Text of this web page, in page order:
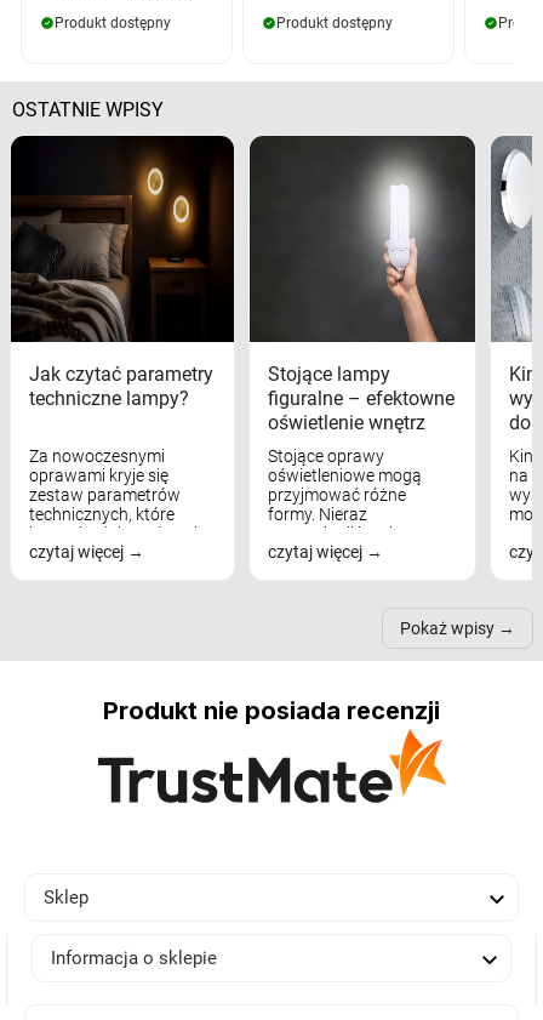
Produkt dostępny Produkt dostępny
OSTATNIE WPISY
Jak czytać parametry
techniczne lampy?
Za nowoczesnymi
oprawami kryje się
zestaw parametrów
technicznych, które
bezpośrednio wpływają
na komfort widzenia,
czytaj więcej
Stojące lampy
figuralne – efektowne
oświetlenie wnętrz
Stojące oprawy
oświetleniowe mogą
przyjmować różne
formy. Nieraz
wspominaliśmy już
modele na łukowych
nich może przydać się w
czytaj więcej
na
Pokaż wpisy
Produkt nie posiada recenzji
Sklep 
Informacja o sklepie 